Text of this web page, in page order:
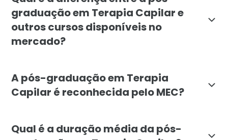
graduação em Terapia Capilar e
outros cursos disponíveis no
mercado?
A pós-graduação em Terapia
Capilar é reconhecida pelo MEC?
Qual é a duração média da pós-